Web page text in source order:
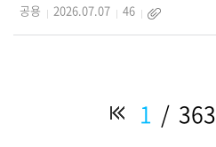
공용 2026.07.07 46
1 363